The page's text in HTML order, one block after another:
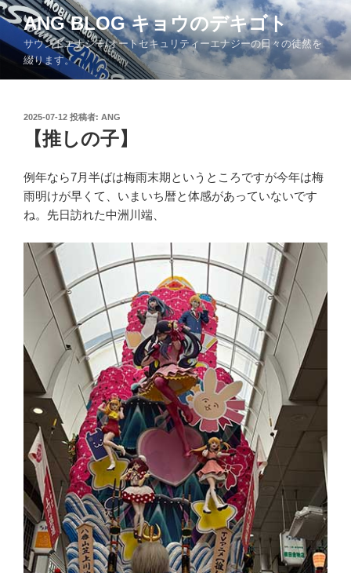
コ
ン
テ
ツ
ANG BLOG キョウのデキゴト
サウンドエナジー/オートセキュリティーエナジーの日々の徒然を
綴ります。
投
2025-07-12 投稿者: ANG
【推しの子】
例年なら7月半ばは梅雨末期というところですが今年は梅
雨明けが早くて、いまいち暦と体感があっていないです
ね。先日訪れた中洲川端、